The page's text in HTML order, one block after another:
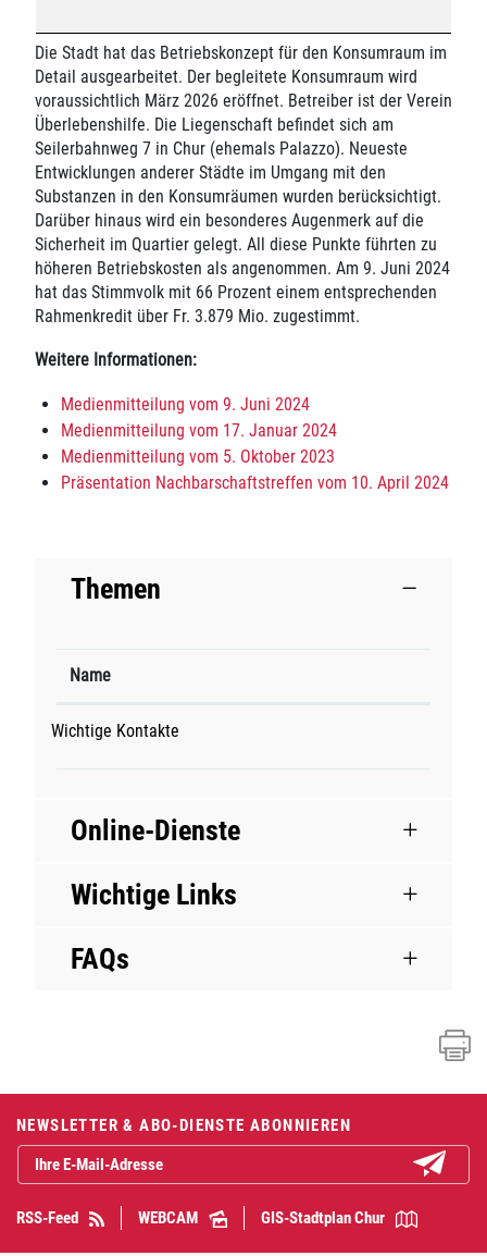
Die Stadt hat das Betriebskonzept für den Konsumraum im
Detail ausgearbeitet. Der begleitete Konsumraum wird
voraussichtlich März 2026 eröffnet. Betreiber ist der Verein
Überlebenshilfe. Die Liegenschaft befindet sich am
Seilerbahnweg 7 in Chur (ehemals Palazzo). Neueste
Entwicklungen anderer Städte im Umgang mit den
Substanzen in den Konsumräumen wurden berücksichtigt.
Darüber hinaus wird ein besonderes Augenmerk auf die
Sicherheit im Quartier gelegt. All diese Punkte führten zu
höheren Betriebskosten als angenommen. Am 9. Juni 2024
hat das Stimmvolk mit 66 Prozent einem entsprechenden
Rahmenkredit über Fr. 3.879 Mio. zugestimmt.
Weitere Informationen:
Medienmitteilung vom 9. Juni 2024
Medienmitteilung vom 17. Januar 2024
Medienmitteilung vom 5. Oktober 2023
Präsentation Nachbarschaftstreffen vom 10. April 2024
Themen
Name
Wichtige Kontakte
Online-Dienste
Wichtige Links
FAQs
Fusszeile
NEWSLETTER & ABO-DIENSTE ABONNIEREN
RSS-Feed WEBCAM GIS-Stadtplan Chur